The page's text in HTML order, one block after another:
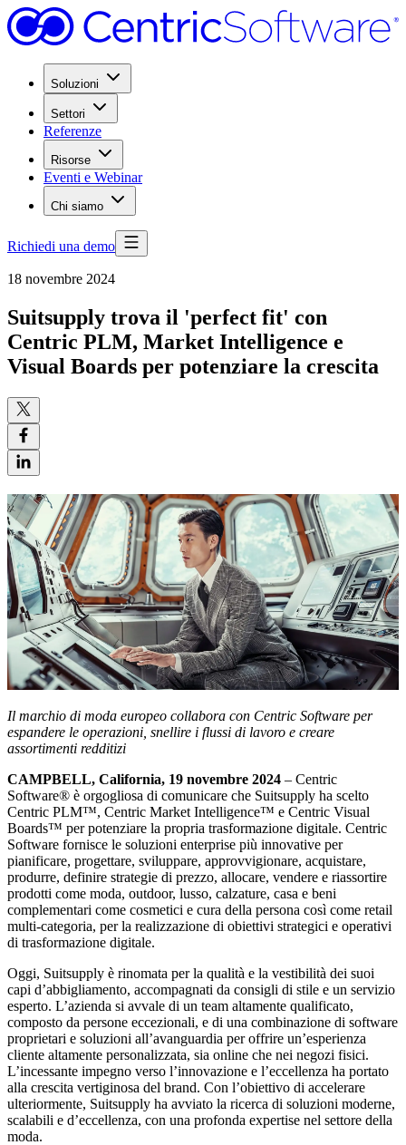
Soluzioni
Settori
Referenze
Risorse
Eventi e Webinar
Chi siamo
Richiedi una demo
18 novembre 2024
Suitsupply trova il 'perfect fit' con
Centric PLM, Market Intelligence e
Visual Boards per potenziare la crescita
Il marchio di moda europeo collabora con Centric Software per
espandere le operazioni, snellire i flussi di lavoro e creare
assortimenti redditizi
CAMPBELL, California, 19 novembre 2024 – Centric
Software® è orgogliosa di comunicare che Suitsupply ha scelto
Centric PLM™, Centric Market Intelligence™ e Centric Visual
Boards™ per potenziare la propria trasformazione digitale. Centric
Software fornisce le soluzioni enterprise più innovative per
pianificare, progettare, sviluppare, approvvigionare, acquistare,
produrre, definire strategie di prezzo, allocare, vendere e riassortire
prodotti come moda, outdoor, lusso, calzature, casa e beni
complementari come cosmetici e cura della persona così come retail
multi-categoria, per la realizzazione di obiettivi strategici e operativi
di trasformazione digitale.
Oggi, Suitsupply è rinomata per la qualità e la vestibilità dei suoi
capi d’abbigliamento, accompagnati da consigli di stile e un servizio
esperto. L’azienda si avvale di un team altamente qualificato,
composto da persone eccezionali, e di una combinazione di software
proprietari e soluzioni all’avanguardia per offrire un’esperienza
cliente altamente personalizzata, sia online che nei negozi fisici.
L’incessante impegno verso l’innovazione e l’eccellenza ha portato
alla crescita vertiginosa del brand. Con l’obiettivo di accelerare
ulteriormente, Suitsupply ha avviato la ricerca di soluzioni moderne,
scalabili e d’eccellenza, con una profonda expertise nel settore della
moda.